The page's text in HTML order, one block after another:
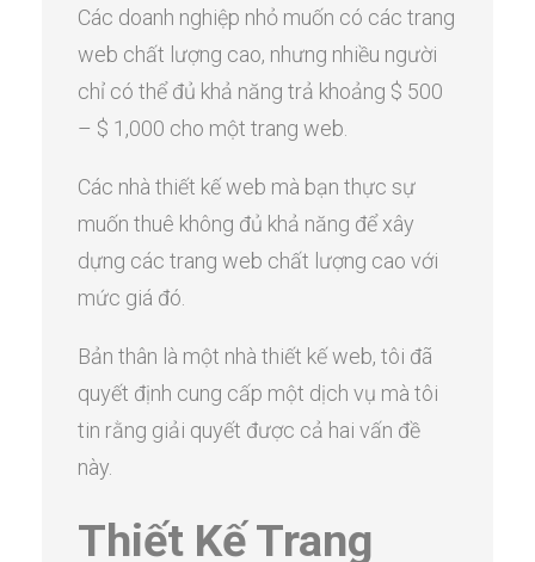
Các doanh nghiệp nhỏ muốn có các trang
web chất lượng cao, nhưng nhiều người
chỉ có thể đủ khả năng trả khoảng $ 500
– $ 1,000 cho một trang web.
Các nhà thiết kế web mà bạn thực sự
muốn thuê không đủ khả năng để xây
dựng các trang web chất lượng cao với
mức giá đó.
Bản thân là một nhà thiết kế web, tôi đã
quyết định cung cấp một dịch vụ mà tôi
tin rằng giải quyết được cả hai vấn đề
này.
Thiết Kế Trang